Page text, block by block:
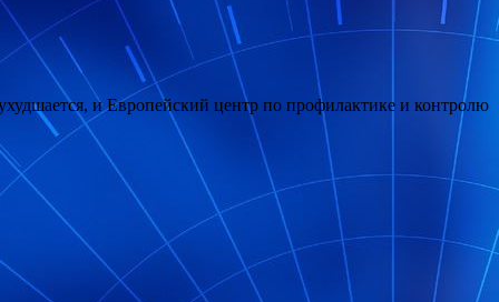
и Европейский центр по профилактике и контролю